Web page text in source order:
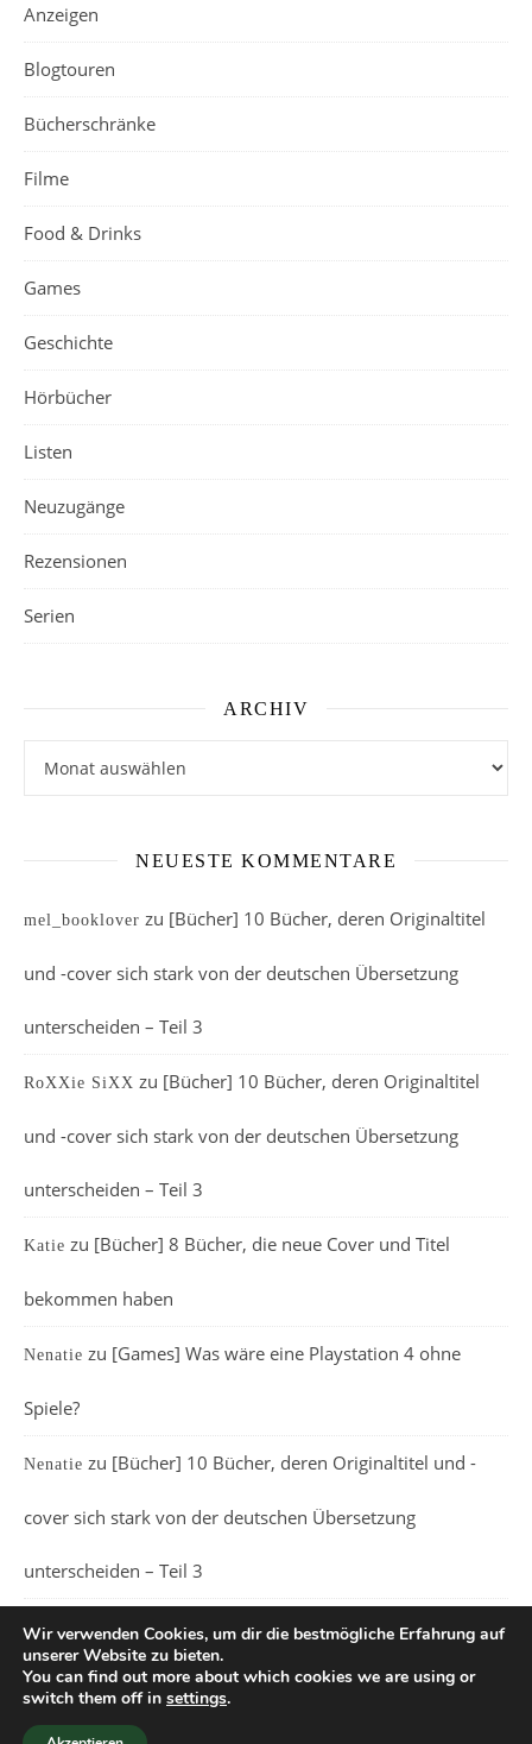
Anzeigen
Blogtouren
Bücherschränke
Filme
Food & Drinks
Games
Geschichte
Hörbücher
Listen
Neuzugänge
Rezensionen
Serien
ARCHIV
NEUESTE KOMMENTARE
mel_booklover zu [Bücher] 10 Bücher, deren Originaltitel
und -cover sich stark von der deutschen Übersetzung
unterscheiden – Teil 3
RoXXie SiXX zu [Bücher] 10 Bücher, deren Originaltitel
und -cover sich stark von der deutschen Übersetzung
unterscheiden – Teil 3
Katie zu [Bücher] 8 Bücher, die neue Cover und Titel
bekommen haben
Nenatie zu [Games] Was wäre eine Playstation 4 ohne
Spiele?
Nenatie zu [Bücher] 10 Bücher, deren Originaltitel und -
cover sich stark von der deutschen Übersetzung
unterscheiden – Teil 3
Wir verwenden Cookies, um dir die bestmögliche Erfahrung auf
unserer Website zu bieten.
You can find out more about which cookies we are using or
switch them off in settings.